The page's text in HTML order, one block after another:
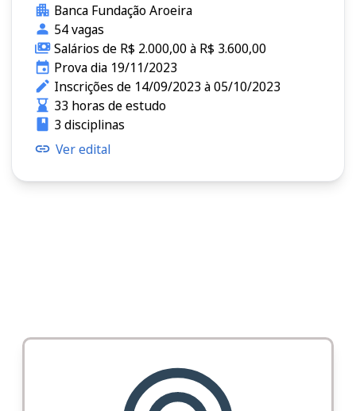
Banca Fundação Aroeira
54 vagas
Salários de R$ 2.000,00 à R$ 3.600,00
Prova dia 19/11/2023
Inscrições de 14/09/2023 à 05/10/2023
33 horas de estudo
3 disciplinas
Ver edital